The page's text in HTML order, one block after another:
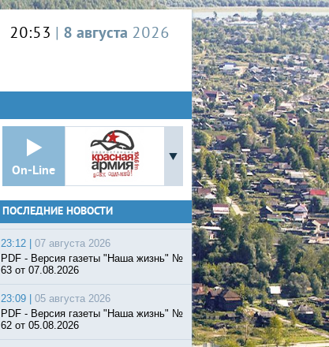
20:53 | 8 августа 2026
On-Line
ПОСЛЕДНИЕ НОВОСТИ
23:12 |
07 августа 2026
PDF - Версия газеты "Наша жизнь" №
63 от 07.08.2026
23:09 |
05 августа 2026
PDF - Версия газеты "Наша жизнь" №
62 от 05.08.2026